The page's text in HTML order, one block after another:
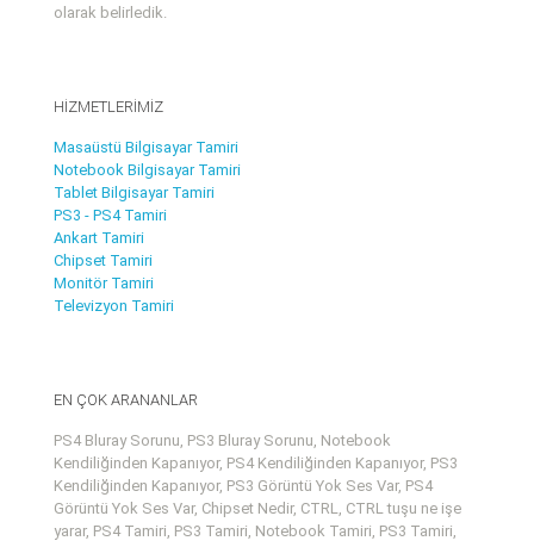
olarak belirledik.
HİZMETLERİMİZ
Masaüstü Bilgisayar Tamiri
Notebook Bilgisayar Tamiri
Tablet Bilgisayar Tamiri
PS3 - PS4 Tamiri
Ankart Tamiri
Chipset Tamiri
Monitör Tamiri
Televizyon Tamiri
EN ÇOK ARANANLAR
PS4 Bluray Sorunu, PS3 Bluray Sorunu, Notebook
Kendiliğinden Kapanıyor, PS4 Kendiliğinden Kapanıyor, PS3
Kendiliğinden Kapanıyor, PS3 Görüntü Yok Ses Var, PS4
Görüntü Yok Ses Var, Chipset Nedir, CTRL, CTRL tuşu ne işe
yarar, PS4 Tamiri, PS3 Tamiri, Notebook Tamiri, PS3 Tamiri,